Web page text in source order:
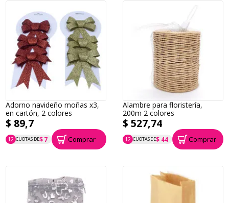
Adorno navideño moñas x3,
en cartón, 2 colores
$ 89,7
12 CUOTAS DE$ 7
P.T.F. $ 90 Comprar
Alambre para floristería,
200m 2 colores
$ 527,74
12 CUOTAS DE$ 44
P.T.F. $ 528 Comprar